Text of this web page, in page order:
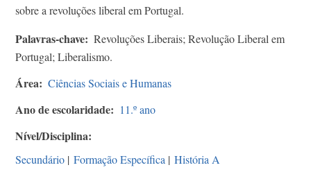
sobre a revoluções liberal em Portugal.
Palavras-chave
Revoluções Liberais; Revolução Liberal em
Portugal; Liberalismo.
Área Ciências Sociais e Humanas
Ano de escolaridade 11.º ano
Nível/Disciplina
Secundário | Formação Específica | História A